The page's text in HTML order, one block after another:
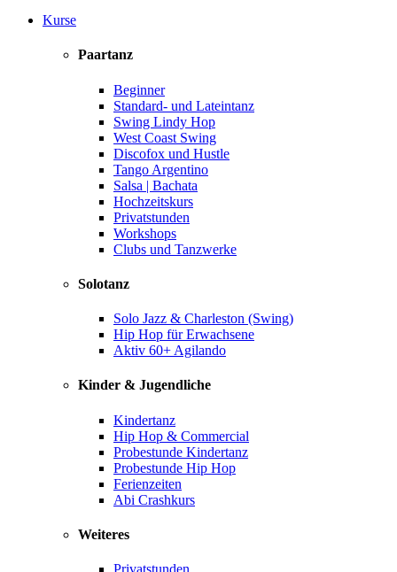
Kurse
Paartanz
Beginner
Standard- und Lateintanz
Swing Lindy Hop
West Coast Swing
Discofox und Hustle
Tango Argentino
Salsa | Bachata
Hochzeitskurs
Privatstunden
Workshops
Clubs und Tanzwerke
Solotanz
Solo Jazz & Charleston (Swing)
Hip Hop für Erwachsene
Aktiv 60+ Agilando
Kinder & Jugendliche
Kindertanz
Hip Hop & Commercial
Probestunde Kindertanz
Probestunde Hip Hop
Ferienzeiten
Abi Crashkurs
Weiteres